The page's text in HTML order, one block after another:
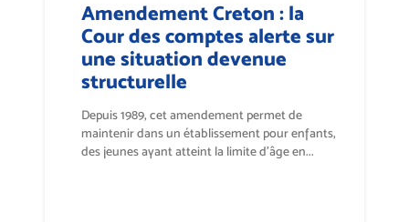
Amendement Creton : la
Cour des comptes alerte sur
une situation devenue
structurelle
Depuis 1989, cet amendement permet de
maintenir dans un établissement pour enfants,
des jeunes ayant atteint la limite d’âge en...